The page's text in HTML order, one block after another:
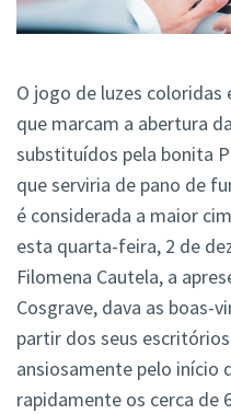
O jogo de luzes
que marcam a abertura
substituídos pela bonita
que serviria de pano de
é considerada a maior
esta quarta-feira, 2 de
Filomena Cautela, a
Cosgrave, dava as boas-
partir dos seus
ansiosamente pelo início
rapidamente os cerca de